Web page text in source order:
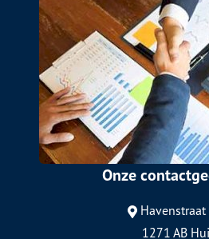
Onze
Havenstraat
1271 AB